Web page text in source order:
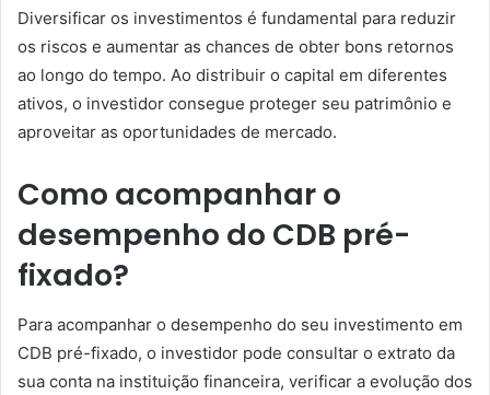
Diversificar os investimentos é fundamental para reduzir
os riscos e aumentar as chances de obter bons retornos
ao longo do tempo. Ao distribuir o capital em diferentes
ativos, o investidor consegue proteger seu patrimônio e
aproveitar as oportunidades de mercado.
Como acompanhar o
desempenho do CDB pré-
fixado?
Para acompanhar o desempenho do seu investimento em
CDB pré-fixado, o investidor pode consultar o extrato da
sua conta na instituição financeira, verificar a evolução dos